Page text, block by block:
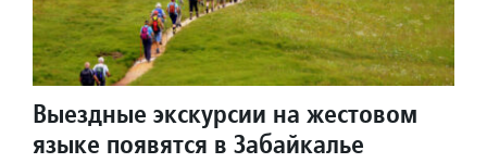
Выездные экскурсии на жестовом
языке появятся в Забайкалье